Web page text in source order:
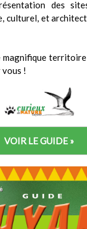
des
culturel, et
magnifique
!
VOIR LE GUIDE »